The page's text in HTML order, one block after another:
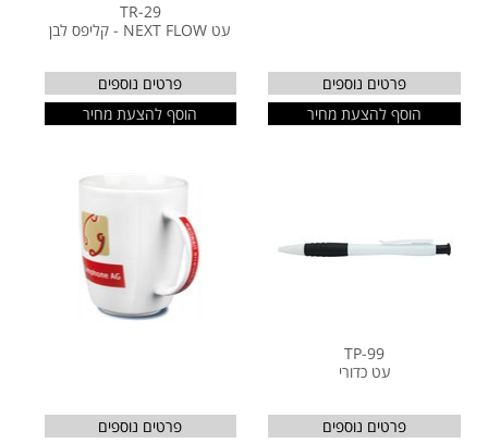
פרטים נוספים
הוסף להצעת מחיר
TR-29
עט NEXT FLOW - קליפס לבן
פרטים נוספים
הוסף להצעת מחיר
TP-99
עט כדורי
פרטים נוספים
פרטים נוספים